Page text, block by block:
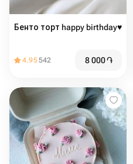
Бенто торт happy birthday♥️
4.95542 8 000֏